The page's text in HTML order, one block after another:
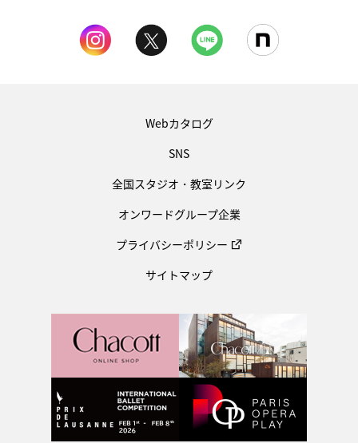
Webカタログ
SNS
全国スタジオ・教室リンク
オンワードグループ企業
プライバシーポリシー
サイトマップ